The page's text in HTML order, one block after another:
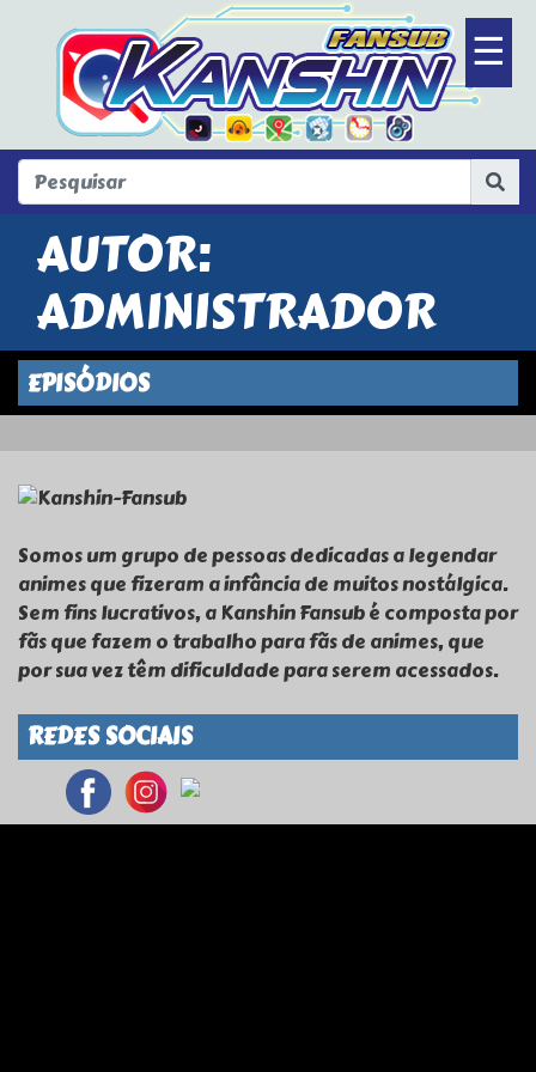
☰
Fechar
AUTOR:
ADMINISTRADOR
EPISÓDIOS
Somos um grupo de pessoas dedicadas a legendar
animes que fizeram a infância de muitos nostálgica.
Sem fins lucrativos, a Kanshin Fansub é composta por
fãs que fazem o trabalho para fãs de animes, que
por sua vez têm dificuldade para serem acessados.
REDES SOCIAIS